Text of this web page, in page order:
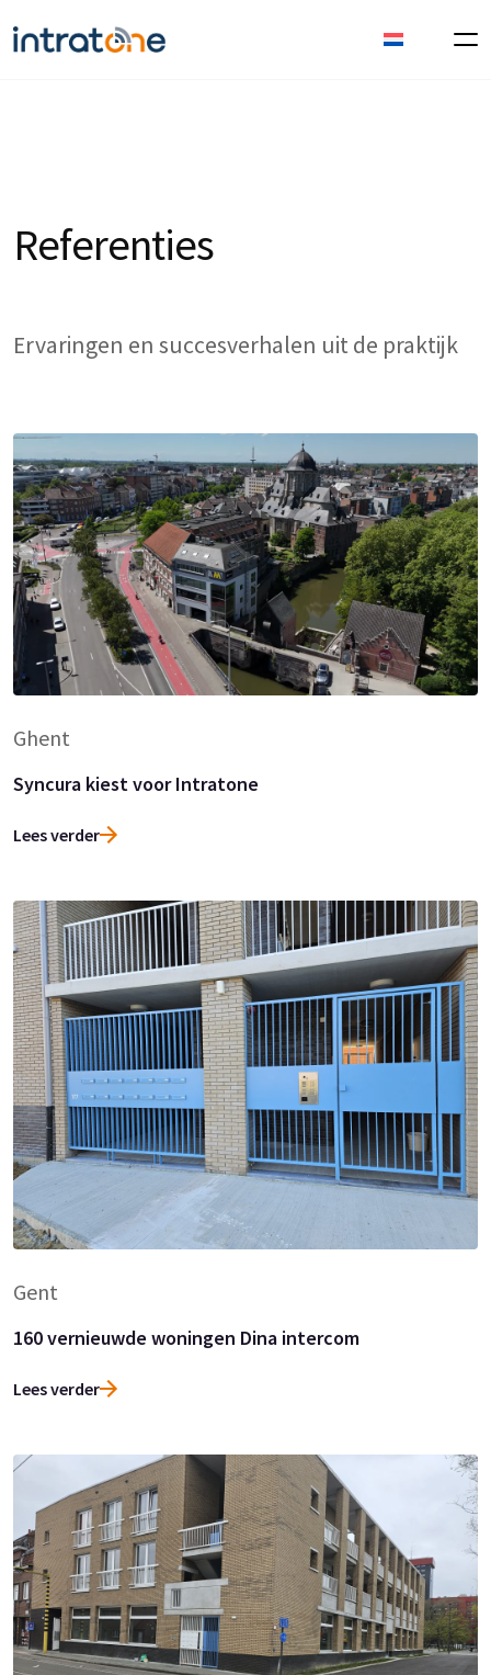
Referenties
Ervaringen en succesverhalen uit de praktijk
Ghent
Syncura kiest voor Intratone
Lees verder
Gent
160 vernieuwde woningen Dina intercom
Lees verder